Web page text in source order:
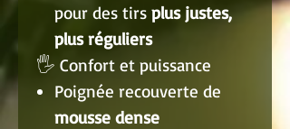
pour des tirs plus justes,
plus réguliers
🖐️ Confort et puissance
Poignée recouverte de
mousse dense